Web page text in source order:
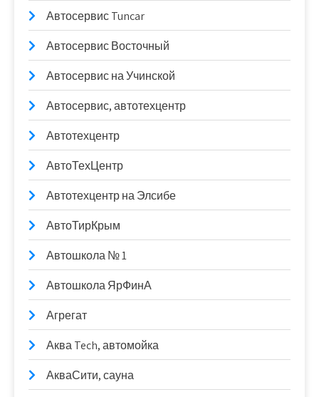
Автосервис Tuncar
Автосервис Восточный
Автосервис на Учинской
Автосервис, автотехцентр
Автотехцентр
АвтоТехЦентр
Автотехцентр на Элсибе
АвтоТирКрым
Автошкола № 1
Автошкола ЯрФинА
Агрегат
Аква Tech, автомойка
АкваСити, сауна